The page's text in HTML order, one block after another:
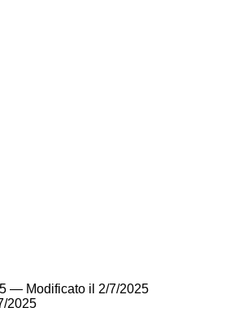
— Modificato il 2/7/2025
2025